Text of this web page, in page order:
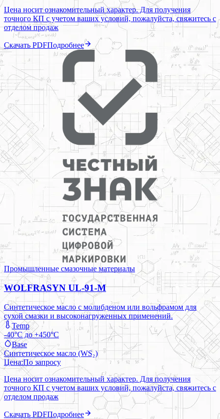
Цена носит ознакомительный характер. Для получения
точного КП с учетом ваших условий, пожалуйста, свяжитесь с
отделом продаж
Скачать PDFПодробнее
Промышленные смазочные материалы
WOLFRASYN UL-91-M
Синтетическое масло с молибденом или вольфрамом для
сухой смазки и высоконагруженных применений.
Temp
-40°C до +450°C
Base
Синтетическое масло (WS₂)
Цена:По запросу
Цена носит ознакомительный характер. Для получения
точного КП с учетом ваших условий, пожалуйста, свяжитесь с
отделом продаж
Скачать PDFПодробнее